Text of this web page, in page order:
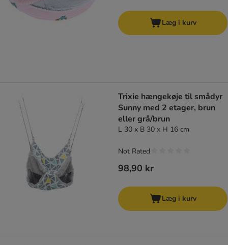
Læg i kurv
Trixie hængekøje til smådyr
Sunny med 2 etager, brun
eller grå/brun
L 30 x B 30 x H 16 cm
98,90 kr
Not Rated
Læg i kurv